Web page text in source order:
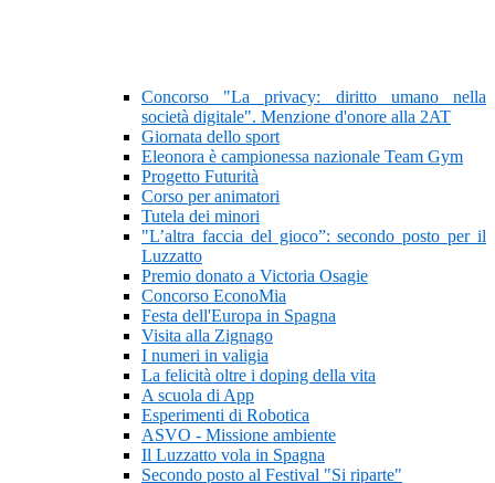
Concorso "La privacy: diritto umano nella
società digitale". Menzione d'onore alla 2AT
Giornata dello sport
Eleonora è campionessa nazionale Team Gym
Progetto Futurità
Corso per animatori
Tutela dei minori
"L’altra faccia del gioco”: secondo posto per il
Luzzatto
Premio donato a Victoria Osagie
Concorso EconoMia
Festa dell'Europa in Spagna
Visita alla Zignago
I numeri in valigia
La felicità oltre i doping della vita
A scuola di App
Esperimenti di Robotica
ASVO - Missione ambiente
Il Luzzatto vola in Spagna
Secondo posto al Festival "Si riparte"